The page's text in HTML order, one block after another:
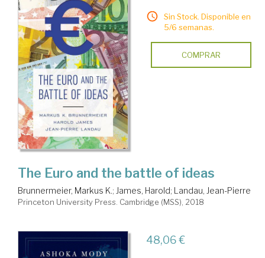
Sin Stock. Disponible en
5/6 semanas.
COMPRAR
The Euro and the battle of ideas
Brunnermeier, Markus K.; James, Harold; Landau, Jean-Pierre
Princeton University Press. Cambridge (MSS), 2018
48,06 €